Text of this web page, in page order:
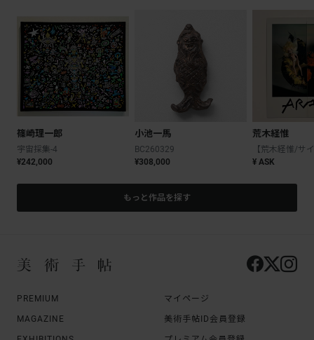
篠崎理一郎
宇宙採集-4
¥242,000
小池一馬
BC260329
¥308,000
荒木経惟
¥ ASK
もっと作品を探す
PREMIUM
MAGAZINE
マイページ
美術手帖ID会員登録